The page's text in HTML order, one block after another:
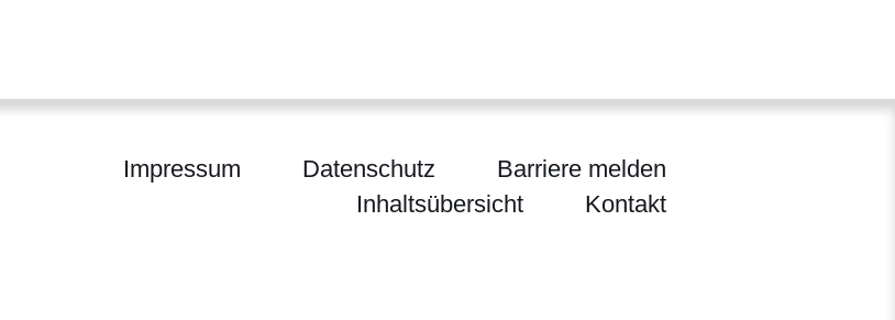
Bildung und Chancen
Impressum Datenschutz
Barriere melden
Inhaltsübersicht
Kontakt